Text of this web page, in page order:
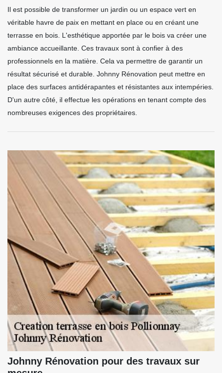
Il est possible de transformer un jardin ou un espace vert en
véritable havre de paix en mettant en place ou en créant une
terrasse en bois. L'esthétique apportée par le bois va créer une
ambiance accueillante. Ces travaux sont à confier à des
professionnels en la matière. Cela va permettre de garantir un
résultat sécurisé et durable. Johnny Rénovation peut mettre en
place des surfaces antidérapantes et résistantes aux intempéries.
D'un autre côté, il effectue les opérations en tenant compte des
nombreuses exigences des propriétaires.
Johnny Rénovation pour des travaux sur